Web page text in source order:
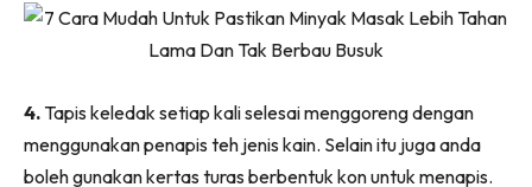
Casa Impiana
Impiana MakeOver
Sembang Dekor
Sembang Laman
Tip Impiana
4. Tapis keledak setiap kali selesai menggoreng dengan
menggunakan penapis teh jenis kain. Selain itu juga anda
boleh gunakan kertas turas berbentuk kon untuk menapis.